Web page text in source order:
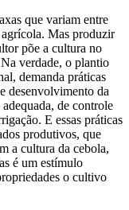
que variam entre
Mas produzir
põe a cultura no
verdade, o plantio
demanda práticas
desenvolvimento da
de controle
E essas práticas
produtivos, que
a cultura da cebola,
é um estímulo
o cultivo